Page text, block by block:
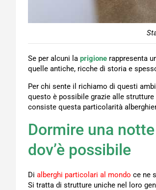
Se per alcuni la prigione rappresenta
quelle antiche, ricche di storia e
Per chi sente il richiamo di questi
questo è possibile grazie alle
consiste questa particolarità
Dormire una
dov’è possibile
Di alberghi particolari al mondo ce ne
Si tratta di strutture uniche nel loro